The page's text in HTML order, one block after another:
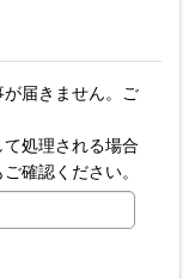
が届きません。ご
処理される場合
確認ください。